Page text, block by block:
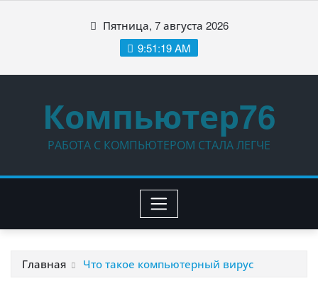
Пятница, 7 августа 2026
9:51:20 AM
Компьютер76
РАБОТА С КОМПЬЮТЕРОМ СТАЛА ЛЕГЧЕ
Главная Что такое компьютерный вирус